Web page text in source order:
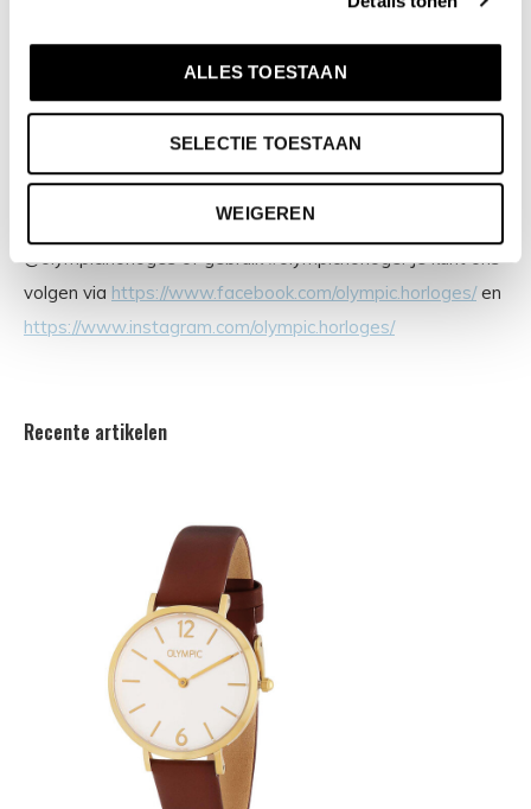
ALLES TOESTAAN
SELECTIE TOESTAAN
WEIGEREN
standaard 3 jaar fabrieksgarantie.
Inspiratie & social media
Wil jij je eigen Olympic foto graag terug zien of wil je graag
inspiratie opdoen? Bekijk onze social media kanalen! Tag
@olympic.horloges of gebruik #olympichorloge! Je kunt ons
volgen via https://www.facebook.com/olympic.horloges/en
https://www.instagram.com/olympic.horloges/
Recente artikelen